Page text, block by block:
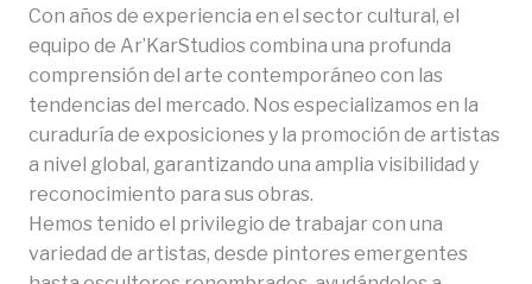
Con años de experiencia en el sector cultural, el
equipo de Ar’KarStudios combina una profunda
comprensión del arte contemporáneo con las
tendencias del mercado. Nos especializamos en la
curaduría de exposiciones y la promoción de artistas
a nivel global, garantizando una amplia visibilidad y
reconocimiento para sus obras.
Hemos tenido el privilegio de trabajar con una
variedad de artistas, desde pintores emergentes